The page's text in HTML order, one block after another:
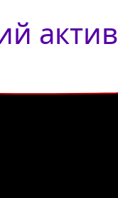
актив